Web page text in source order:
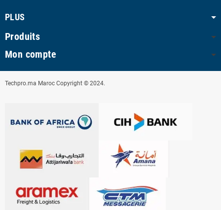
PLUS
Produits
Mon compte
Techpro.ma Maroc Copyright © 2024.